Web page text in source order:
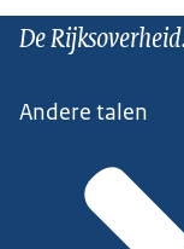
De
Andere talen